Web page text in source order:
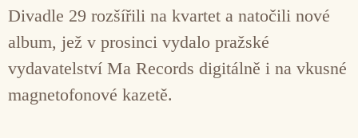
Divadle 29 rozšířili na kvartet a natočili nové
album, jež v prosinci vydalo pražské
vydavatelství Ma Records digitálně i na vkusné
magnetofonové kazetě.